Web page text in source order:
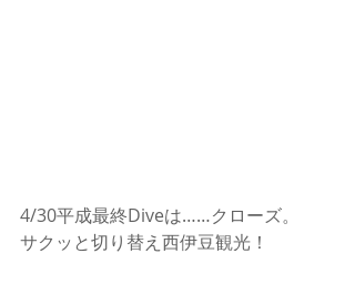
4/30平成最終Diveは……クローズ。
サクッと切り替え西伊豆観光！